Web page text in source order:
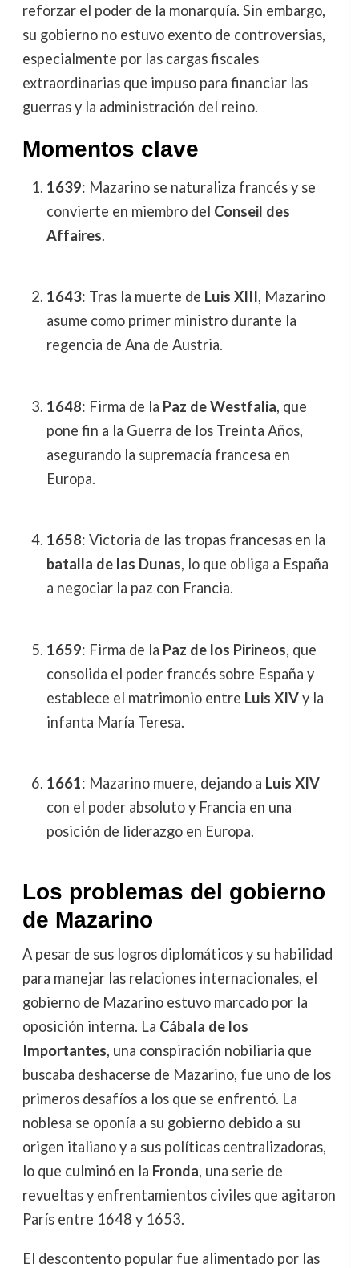
reforzar el poder de la monarquía. Sin embargo,
su gobierno no estuvo exento de controversias,
especialmente por las cargas fiscales
extraordinarias que impuso para financiar las
guerras y la administración del reino.
Momentos clave
1639: Mazarino se naturaliza francés y se
convierte en miembro del Conseil des
Affaires.
1643: Tras la muerte de Luis XIII, Mazarino
asume como primer ministro durante la
regencia de Ana de Austria.
1648: Firma de la Paz de Westfalia, que
pone fin a la Guerra de los Treinta Años,
asegurando la supremacía francesa en
Europa.
1658: Victoria de las tropas francesas en la
batalla de las Dunas, lo que obliga a España
a negociar la paz con Francia.
1659: Firma de la Paz de los Pirineos, que
consolida el poder francés sobre España y
establece el matrimonio entre Luis XIVy la
infanta María Teresa.
1661: Mazarino muere, dejando a Luis XIV
con el poder absoluto y Francia en una
posición de liderazgo en Europa.
Los problemas del gobierno
de Mazarino
A pesar de sus logros diplomáticos y su habilidad
para manejar las relaciones internacionales, el
gobierno de Mazarino estuvo marcado por la
oposición interna. La Cábala de los
Importantes, una conspiración nobiliaria que
buscaba deshacerse de Mazarino, fue uno de los
primeros desafíos a los que se enfrentó. La
noblesa se oponía a su gobierno debido a su
origen italiano y a sus políticas centralizadoras,
lo que culminó en la Fronda, una serie de
revueltas y enfrentamientos civiles que agitaron
París entre 1648 y 1653.
El descontento popular fue alimentado por las